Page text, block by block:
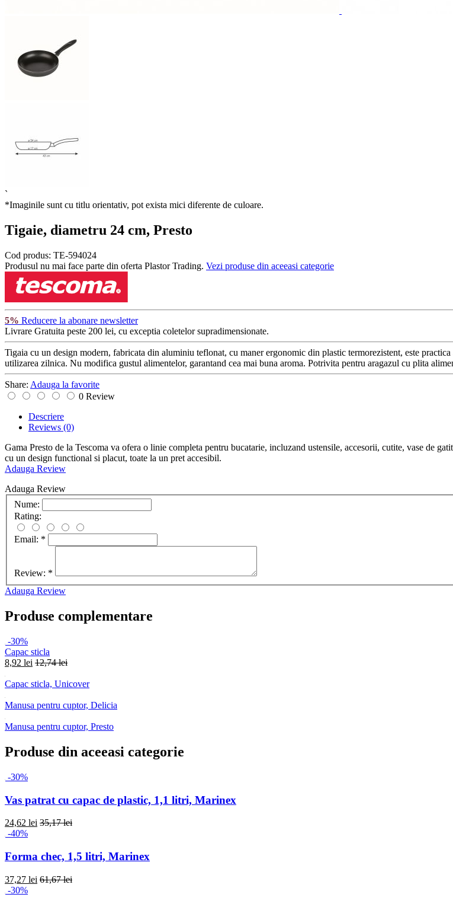
`
*Imaginile sunt cu titlu orientativ, pot exista mici diferente de culoare.
Tigaie, diametru 24 cm, Presto
Cod produs: TE-594024
Produsul nu mai face parte din oferta Plastor Trading. Vezi produse din aceeasi categorie
5% Reducere la abonare newsletter
Livrare Gratuita peste 200 lei, cu exceptia coletelor supradimensionate.
Tigaia cu un design modern, fabricata din aluminiu teflonat, cu maner ergonomic din plastic termorezistent, este
utilizarea zilnica. Nu modifica gustul alimentelor, garantand cea mai buna aroma. Potrivita pentru aragazul cu plita
Share: Adauga la favorite
0 Review
Descriere
Reviews (0)
Gama Presto de la Tescoma va ofera o linie completa pentru bucatarie, incluzand ustensile, accesorii, cutite, vase de
cu un design functional si placut, toate la un pret accesibil.
Adauga Review
Adauga Review
Nume:
Rating:
Email: *
Review: *
Adauga Review
Produse complementare
-30%
Capac sticla
8,92 lei 12,74 lei
Capac sticla, Unicover
Manusa pentru cuptor, Delicia
Manusa pentru cuptor, Presto
Produse din aceeasi categorie
-30%
Vas patrat cu capac de plastic, 1,1 litri, Marinex
24,62 lei 35,17 lei
-40%
Forma chec, 1,5 litri, Marinex
37,27 lei 61,67 lei
-30%